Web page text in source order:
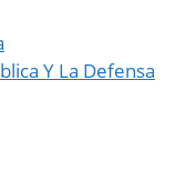
Y La Defensa